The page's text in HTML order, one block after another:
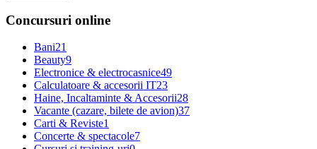
Concursuri online
Bani21
Beauty9
Electronice & electrocasnice49
Calculatoare & accesorii IT23
Haine, Incaltaminte & Accesorii28
Vacante (cazare, bilete de avion)37
Carti & Reviste1
Concerte & spectacole7